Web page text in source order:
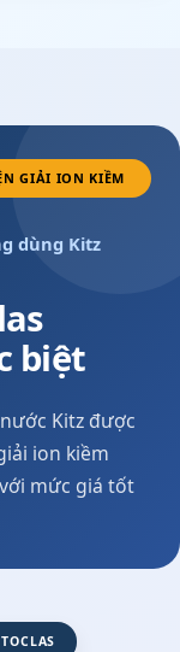
GIẢI ION KIỀM
dùng Kitz
biệt
Kitz được
ion kiềm
mức giá tốt